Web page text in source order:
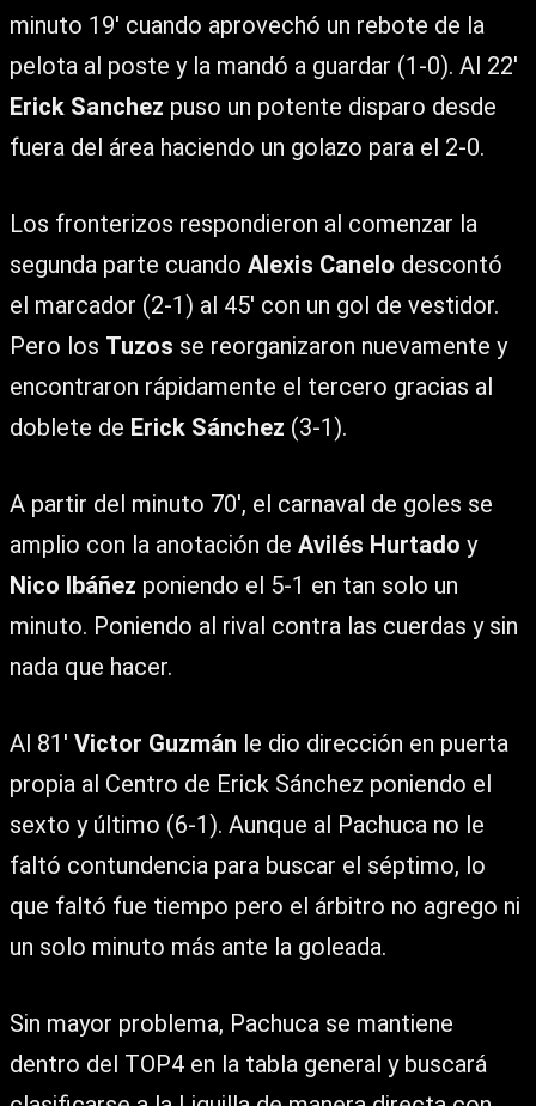
minuto 19′ cuando aprovechó un rebote de la
pelota al poste y la mandó a guardar (1-0). Al 22′
Erick Sanchez puso un potente disparo desde
fuera del área haciendo un golazo para el 2-0.
Los fronterizos respondieron al comenzar la
segunda parte cuando Alexis Canelo descontó
el marcador (2-1) al 45′ con un gol de vestidor.
Pero los Tuzos se reorganizaron nuevamente y
encontraron rápidamente el tercero gracias al
doblete de Erick Sánchez (3-1).
A partir del minuto 70′, el carnaval de goles se
amplio con la anotación de Avilés Hurtado y
Nico Ibáñez poniendo el 5-1 en tan solo un
minuto. Poniendo al rival contra las cuerdas y sin
nada que hacer.
Al 81′ Victor Guzmán le dio dirección en puerta
propia al Centro de Erick Sánchez poniendo el
sexto y último (6-1). Aunque al Pachuca no le
faltó contundencia para buscar el séptimo, lo
que faltó fue tiempo pero el árbitro no agrego ni
un solo minuto más ante la goleada.
Sin mayor problema, Pachuca se mantiene
dentro del TOP4 en la tabla general y buscará